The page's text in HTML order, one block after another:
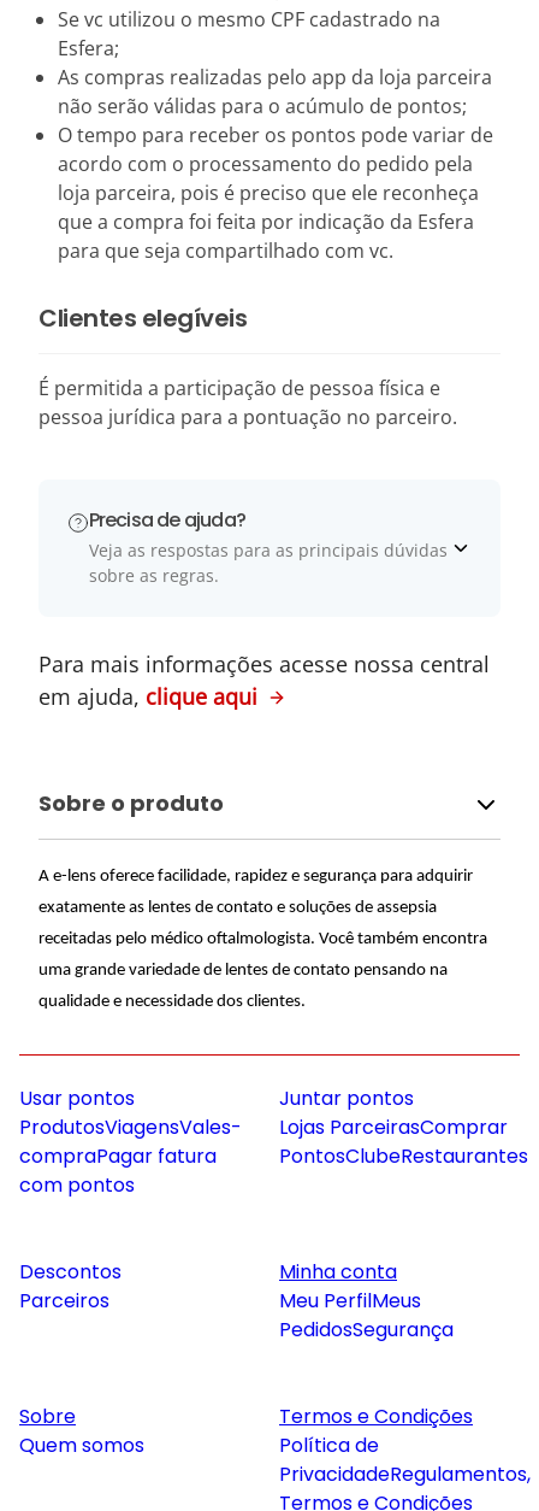
Se vc utilizou o mesmo CPF cadastrado na
Esfera;
As compras realizadas pelo app da loja parceira
não serão válidas para o acúmulo de pontos;
O tempo para receber os pontos pode variar de
acordo com o processamento do pedido pela
loja parceira, pois é preciso que ele reconheça
que a compra foi feita por indicação da Esfera
para que seja compartilhado com vc.
Clientes elegíveis
É permitida a participação de pessoa física e
pessoa jurídica para a pontuação no parceiro.
Precisa de ajuda?
Veja as respostas para as principais dúvidas
sobre as regras.
Para mais informações acesse nossa central
em ajuda, clique aqui
Sobre o produto
A e-lens oferece facilidade, rapidez e segurança para adquirir
exatamente as lentes de contato e soluções de assepsia
receitadas pelo médico oftalmologista. Você também encontra
uma grande variedade de lentes de contato pensando na
qualidade e necessidade dos clientes.
Usar pontos
ProdutosViagensVales-
compraPagar fatura
com pontos
Juntar pontos
Lojas ParceirasComprar
PontosClubeRestaurantes
Descontos
Parceiros
Minha conta
Meu PerfilMeus
PedidosSegurança
Sobre
Quem somos
Termos e Condições
Política de
PrivacidadeRegulamentos,
Termos e Condições